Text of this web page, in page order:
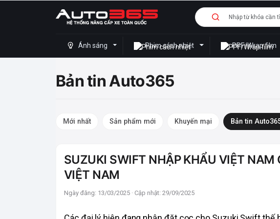
Ánh sáng Phim cách nhiệt PPF/Wrap film
Bản tin Auto365
Mới nhất Sản phẩm mới Khuyến mại Bản tin
SUZUKI SWIFT NHẬP KHẨU VIỆT NAM
VIỆT NAM
Ngày đăng: 13/03/2025 · Cập nhật: 29/09/2025